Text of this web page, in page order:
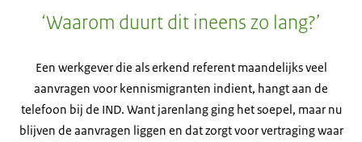
‘Waarom duurt dit ineens zo lang?’
Een werkgever die als erkend referent maandelijks veel
aanvragen voor kennismigranten indient, hangt aan de
telefoon bij de IND. Want jarenlang ging het soepel, maar nu
blijven de aanvragen liggen en dat zorgt voor vertraging waar